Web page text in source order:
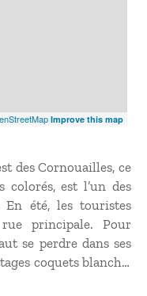
Improve this map
des Cornouailles, ce
est l’un des
été, les touristes
principale. Pour
se perdre dans ses
coquets blanchis
célèbre repère de